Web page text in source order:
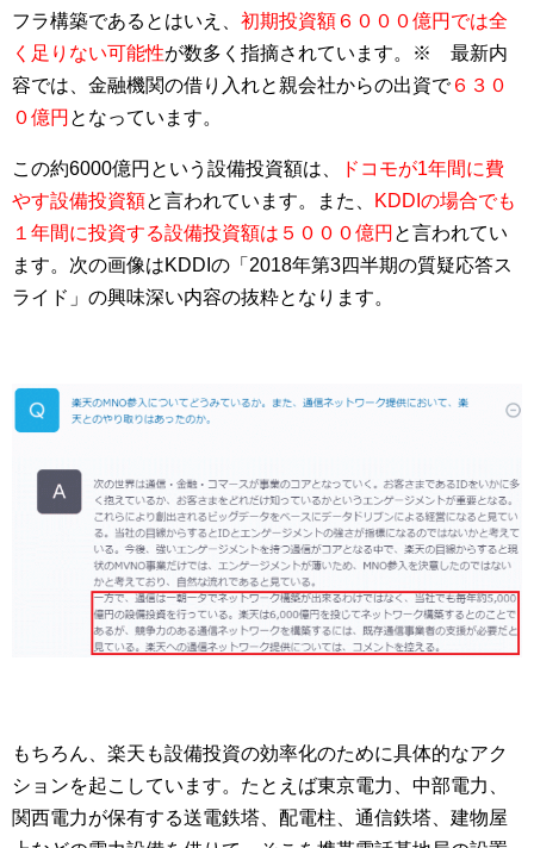
フラ構築であるとはいえ、 初期投資額６０００億円では全
く足りない可能性が数多く指摘されています。※ 最新内
容では、金融機関の借り入れと親会社からの出資で６３０
０億円 となっています。
この約6000億円という設備投資額は、
ドコモが1年間に費
やす設備投資額と言われています。また、
KDDIの場合でも
１年間に投資する設備投資額は５０００億円 と言われてい
ます。次の画像はKDDIの「2018年第3四半期の質疑応答ス
ライド」の興味深い内容の抜粋となります。
もちろん、楽天も設備投資の効率化のために具体的なアク
ションを起こしています。たとえば東京電力、中部電力、
関西電力が保有する送電鉄塔、配電柱、通信鉄塔、建物屋